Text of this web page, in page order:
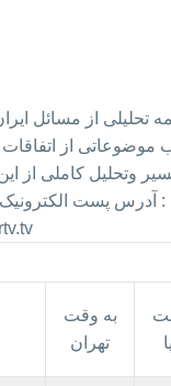
تحلیلی از مسائل
موضوعاتی از
آدرس پست الکترونیک
به وقت
تهران